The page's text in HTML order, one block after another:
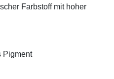
Farbstoff mit hoher
Pigment